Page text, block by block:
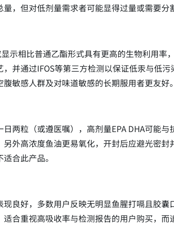
，但对低剂量需求者可能显得过量或需要分
示相比普通乙酯形式具有更高的生物利用率
并通过IFOS等第三方检测以保证低汞与低
敏感人群及对味道敏感的长期服用者更友好。
两粒（或遵医嘱），高剂量EPA DHA可能
外高浓度鱼油更易氧化，开封后应避光密封
合此产品。
良好，多数用户反映无明显鱼腥打嗝且胶囊
合重视高吸收率与检测报告的用户购买，而